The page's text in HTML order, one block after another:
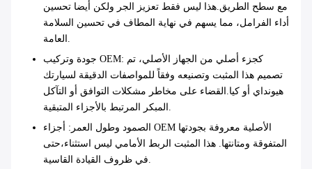
مع سطح الطريق.هذا ليس فقط تعزيز الجر ولكن أيضا تحسين
أداء الفرامل، مما يسهم في نهاية المطاف في تحسين السلامة
جودة وتركيب OEM: كجزء أصلي من الجهاز الأصلي، تم
تصميم هذا المثبت وتصنيعه وفقاً للمواصفات الدقيقة لسيارتك
هيونداي أو كيا.القضاء على مخاطر مشكلات التوافق أو التآكل
الصمود وطول العمر : أجزاء OEM الأصلية معروفة بجودتها
المتفوقة ومتانتها. هذا المثبت الربط الأمامي ليس استثناء،حتى